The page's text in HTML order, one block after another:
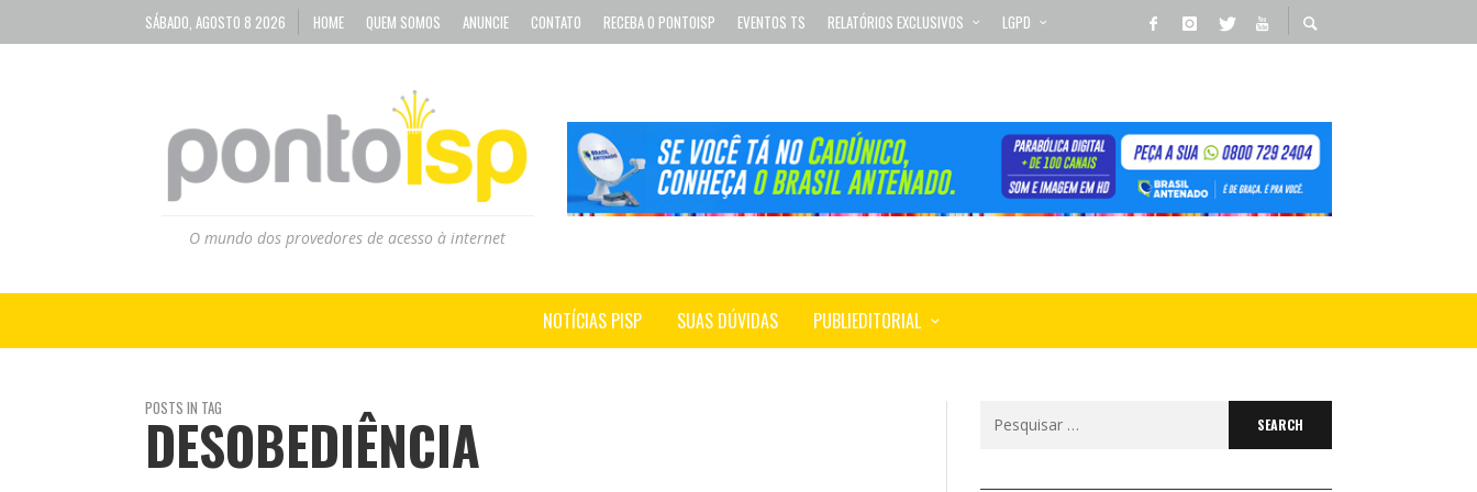
SÁBADO, AGOSTO 8 2026 HOME QUEM SOMOS ANUNCIE CONTATO RECEBA O PONTOISP EVENTOS TS RELATÓRIOS EXCLUSIVOS LGPD
O mundo dos provedores de acesso à internet
NOTÍCIAS PISP SUAS DÚVIDAS PUBLIEDITORIAL
POSTS IN TAG
DESOBEDIÊNCIA